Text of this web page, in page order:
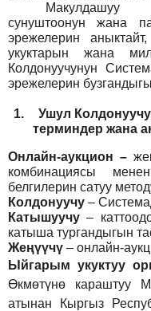
Макулдашуу
сунуштоонун жана
эрежелерин
укуктарын жана
Колдонуучунун
эрежелерин
1.
Ушул
терминдер жана
Онлайн-аукцион –
комбинациясы
белгилерин сатуу
Колдонуучу –
Катышуучу –
катыша тургандыгын
Жеңүүчү – онлайн-
Ыйгарым укуктуу
Өкмөтүнө караштуу
атынан Кыргыз